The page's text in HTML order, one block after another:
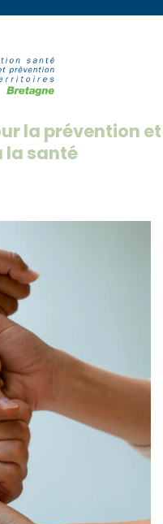
la prévention et
la santé